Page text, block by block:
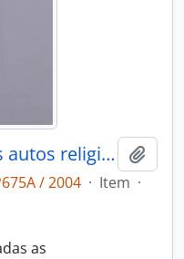
A arte de persuadir: nos autos religiosos de José de Anchieta
/ 2004 · Item ·
as